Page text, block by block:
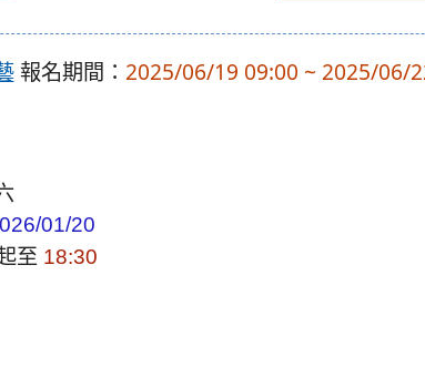
報名期間： 2025/06/19 09:00 ~ 2025/06/
01/20
至 18:30